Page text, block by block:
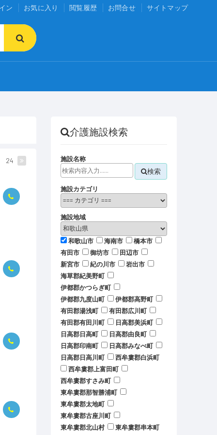
ン お気に入り 閲覧履歴 お問合せ サイトマップ
24
介護施設検索
施設名称
検索
施設カテゴリ
施設地域
和歌山市 海南市
橋本市
有田市
御坊市
田辺市
新宮市
紀の川市
岩出市
海草郡紀美野町
伊都郡かつらぎ町
伊都郡九度山町
伊都郡高野町
有田郡湯浅町
有田郡広川町
有田郡有田川町
日高郡美浜町
日高郡日高町
日高郡由良町
日高郡印南町
日高郡みなべ町
日高郡日高川町
西牟婁郡白浜町
西牟婁郡上富田町
西牟婁郡すさみ町
東牟婁郡那智勝浦町
東牟婁郡太地町
東牟婁郡古座川町
東牟婁郡北山村
東牟婁郡串本町